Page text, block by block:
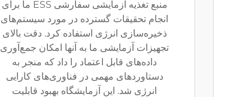
منبع تغذیه آزمایشی سفارشی ESS ما برای
انجام تحقیقات گسترده در مورد سیستم‌های
ذخیره‌سازی انرژی استفاده کرد. دقت بالای
تجهیزات آزمایشی ما به آنها امکان جمع‌آوری
داده‌های قابل اعتماد را داد که منجر به
دستاوردهای مهمی در فناوری‌های کارایی
انرژی شد. این آزمایشگاه بهبود قابلیت